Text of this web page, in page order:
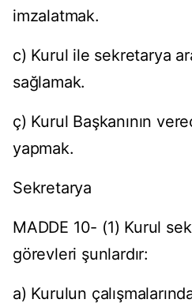
imzalatmak.
c) Kurul ile sekretarya
sağlamak.
ç) Kurul Başkanının
yapmak.
Sekretarya
MADDE 10- (1) Kurul
görevleri şunlardır:
a) Kurulun